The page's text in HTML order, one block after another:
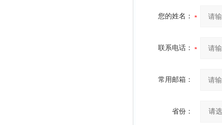
您的姓名：
联系电话：
常用邮箱：
省份：